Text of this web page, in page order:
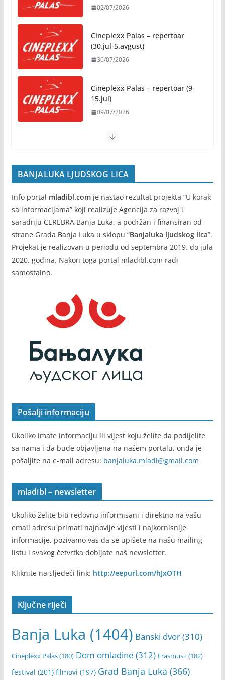
Besplatni udžbenici za sve
godine
07/08/2026
Tradicija i kreativnost u susret
Kočićevim danima
07/08/2026
02/07/2026
Cineplexx Palas – repertoar
(30.jul-5.avgust)
30/07/2026
Cineplexx Palas – repertoar (9-
15.jul)
09/07/2026
BANJALUKA LJUDSKOG LICA
Info portal mladibl.comje nastao rezultat projekta “U korak
sa informacijama” koji realizuje Agencija za razvoj i
saradnju CEREBRA Banja Luka, a podržan i finansiran od
strane Grada Banja Luka u sklopu “Banjaluka ljudskog lica”.
Projekat je realizovan u periodu od septembra 2019. do jula
2020. godina. Nakon toga portal mladibl.com radi
samostalno.
Pošalji informaciju
Ukoliko imate informaciju ili vijest koju želite da podijelite
sa nama i da bude objavljena na našem portalu, onda je
pošaljite na e-mail adresu: banjaluka.mladi@gmail.com
mladibl – newsletter
Ukoliko želite biti redovno informisani i direktno na vašu
email adresu primati najnovije vijesti i najkornisnije
informacije, pozivamo vas da se upišete na našu mailing
listu i svakog četvrtka dobijate naš newsletter.
Kliknite na sljedeći link: http://eepurl.com/hJxOTH
Ključne riječi
Banja Luka (1404) Banski dvor(310)
Cineplexx Palas(180) Dom omladine (312) Erasmus+(182)
festival (201) filmovi (197) Grad Banja Luka (366)